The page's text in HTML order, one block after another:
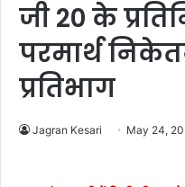
जी 20 के
परमार्थ
प्रतिभाग
Jagran Kesari May 24,